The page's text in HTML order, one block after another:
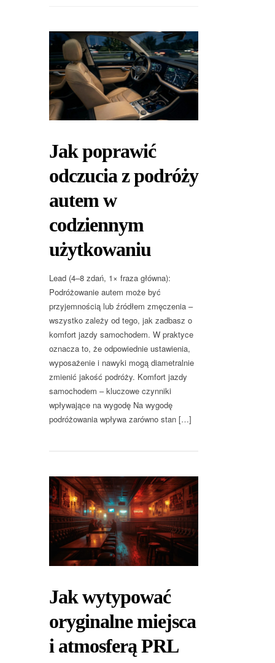
Jak poprawić
odczucia z podróży
autem w
codziennym
użytkowaniu
Lead (4–8 zdań, 1× fraza główna):
Podróżowanie autem może być
przyjemnością lub źródłem zmęczenia –
wszystko zależy od tego, jak zadbasz o
komfort jazdy samochodem. W praktyce
oznacza to, że odpowiednie ustawienia,
wyposażenie i nawyki mogą diametralnie
zmienić jakość podróży. Komfort jazdy
samochodem – kluczowe czynniki
wpływające na wygodę Na wygodę
podróżowania wpływa zarówno stan […]
Jak wytypować
oryginalne miejsca
i atmosferą PRL